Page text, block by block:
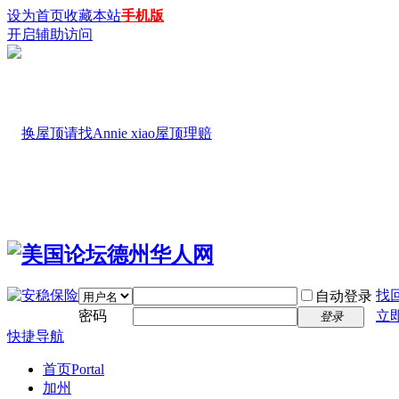
设为首页收藏本站手机版
开启辅助访问
自动登录 找
密码
登录
立
快捷导航
首页Portal
加州